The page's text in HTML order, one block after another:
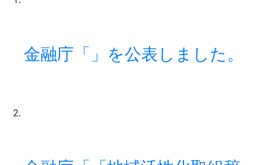
金融庁「」を公表しました。